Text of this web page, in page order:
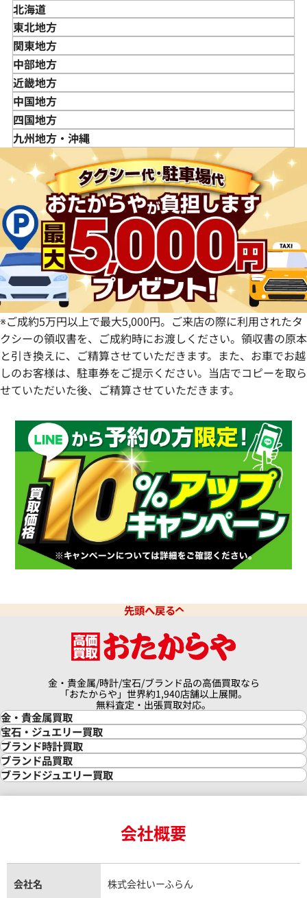
北海道
東北地方
青森県
岩手県
宮城県
秋田県
山形県
福島県
関東地方
東京都
神奈川県
埼玉県
千葉県
茨城県
栃木県
群馬県
中部地方
新潟県
富山県
石川県
山梨県
長野県
岐阜県
静岡県
愛知県
近畿地方
三重県
滋賀県
京都府
兵庫県
奈良県
和歌山県
中国地方
鳥取県
島根県
広島県
山口県
四国地方
徳島県
愛媛県
九州地方・沖縄
佐賀県
長崎県
熊本県
大分県
宮崎県
鹿児島県
※ご成約5万円以上で最大5,000円。ご来店の際に利用されたタ
クシーの領収書を、ご成約時にお渡しください。領収書の原本
と引き換えに、ご精算させていただきます。また、お車でお越
しのお客様は、駐車券をご提示ください。当店でコピーを取ら
せていただいた後、ご精算させていただきます。
先頭へ戻る
金・貴金属/時計/宝石/ブランド品の高価買取なら
「おたからや」世界約1,940店舗以上展開。
無料査定・出張買取対応。
金・貴金属買取
金買取
金の相場価格情報
金の参考買取価格一覧
インゴット買取
インゴットの相場価格情報
24金買取
金貨買取
貴金属買取
宝石・ジュエリー買取
宝石・ジュエリー買取
ダイヤモンド買取
ダイヤモンド・宝石の参考価格一覧
リング・結婚指輪買取
エメラルド買取
トパーズ買取
タンザナイト買取
ブランド時計買取
時計買取
ロレックス買取
ロレックス デイトナ買取
ロレックス サブマリーナー買取
ロレックス エクスプローラー買取
ロレックス デイトジャスト買取
パテック フィリップノーチラス買取
ブランド品買取
ブランド買取
シャネル マトラッセ買取
ブランドジュエリー買取
ヴァンクリーフ＆アーペル買取
ショーメ買取
会社概要
会社名 株式会社いーふらん